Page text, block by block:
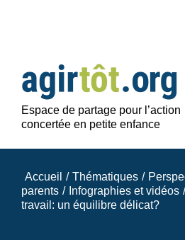
Espace de partage pour l’action
concertée en petite enfance
Accueil / Thématiques /
parents / Infographies et vidéos /
travail: un équilibre délicat?